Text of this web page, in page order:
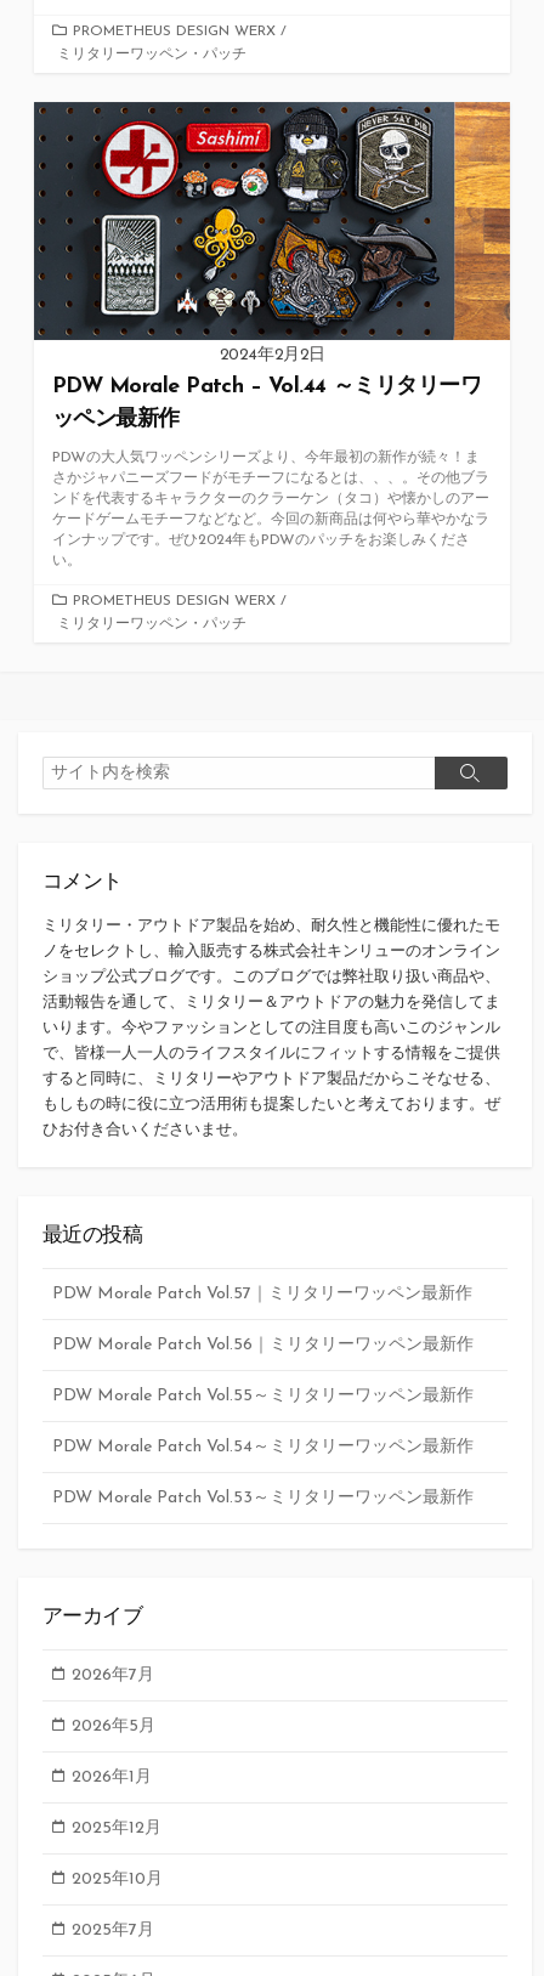
カ
テ
リ
PROMETHEUS DESIGN WERX /
ミリタリーワッペン・パッチ
2024年2月2日
PDW Morale Patch – Vol.44 ～ミリタリーワ
ッペン最新作
PDWの大人気ワッペンシリーズより、今年最初の新作が続々！ま
さかジャパニーズフードがモチーフになるとは、、、。その他ブラ
ンドを代表するキャラクターのクラーケン（タコ）や懐かしのアー
ケードゲームモチーフなどなど。今回の新商品は何やら華やかなラ
インナップです。ぜひ2024年もPDWのパッチをお楽しみくださ
い。
カ
テ
PROMETHEUS DESIGN WERX /
ミリタリーワッペン・パッチ
検
索
検
コメント
ミリタリー・アウトドア製品を始め、耐久性と機能性に優れたモ
ノをセレクトし、輸入販売する株式会社キンリューのオンライン
ショップ公式ブログです。このブログでは弊社取り扱い商品や、
活動報告を通して、ミリタリー＆アウトドアの魅力を発信してま
いります。今やファッションとしての注目度も高いこのジャンル
で、皆様一人一人のライフスタイルにフィットする情報をご提供
すると同時に、ミリタリーやアウトドア製品だからこそなせる、
もしもの時に役に立つ活用術も提案したいと考えております。ぜ
ひお付き合いくださいませ。
最近の投稿
PDW Morale Patch Vol.57｜ミリタリーワッペン最新作
PDW Morale Patch Vol.56｜ミリタリーワッペン最新作
PDW Morale Patch Vol.55～ミリタリーワッペン最新作
PDW Morale Patch Vol.54～ミリタリーワッペン最新作
PDW Morale Patch Vol.53～ミリタリーワッペン最新作
アーカイブ
2026年7月
2026年5月
2026年1月
2025年12月
2025年10月
2025年7月